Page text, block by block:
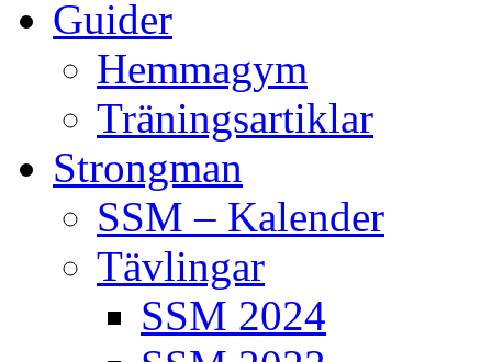
Guider
Hemmagym
Träningsartiklar
Strongman
SSM – Kalender
Tävlingar
SSM 2024